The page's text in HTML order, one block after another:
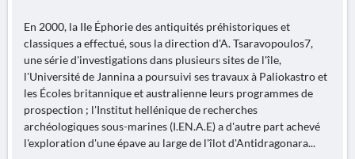
En 2000, la IIe Éphorie des antiquités préhistoriques et
classiques a effectué, sous la direction d'A. Tsaravopoulos7,
une série d'investigations dans plusieurs sites de l'île,
l'Université de Jannina a poursuivi ses travaux à Paliokastro et
les Écoles britannique et australienne leurs programmes de
prospection ; l'Institut hellénique de recherches
archéologiques sous-marines (I.EN.A.E) a d'autre part achevé
l'exploration d'une épave au large de l'îlot d'Antidragonara...